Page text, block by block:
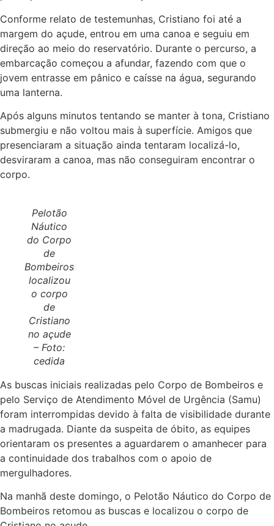
Conforme relato de testemunhas, Cristiano foi até a
margem do açude, entrou em uma canoa e seguiu em
direção ao meio do reservatório. Durante o percurso, a
embarcação começou a afundar, fazendo com que o
jovem entrasse em pânico e caísse na água, segurando
uma lanterna.
Após alguns minutos tentando se manter à tona, Cristiano
submergiu e não voltou mais à superfície. Amigos que
presenciaram a situação ainda tentaram localizá-lo,
desviraram a canoa, mas não conseguiram encontrar o
corpo.
Pelotão
Náutico
do Corpo
de
Bombeiros
localizou
o corpo
de
Cristiano
no açude
– Foto:
cedida
As buscas iniciais realizadas pelo Corpo de Bombeiros e
pelo Serviço de Atendimento Móvel de Urgência (Samu)
foram interrompidas devido à falta de visibilidade durante
a madrugada. Diante da suspeita de óbito, as equipes
orientaram os presentes a aguardarem o amanhecer para
a continuidade dos trabalhos com o apoio de
mergulhadores.
Na manhã deste domingo, o Pelotão Náutico do Corpo de
Bombeiros retomou as buscas e localizou o corpo de